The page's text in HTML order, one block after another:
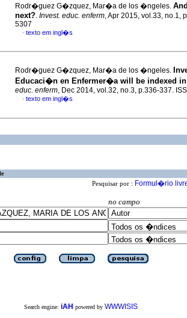
Rodr�guez G�zquez, Mar�a de los �ngeles.
next?. Invest. educ. enferm, Apr 2015, vol.33, no.1,
5307
· texto em ingl�s
Rodr�guez G�zquez, Mar�a de los �ngeles.
Educaci�n en Enfermer�a will be indexed in
educ. enferm, Dec 2014, vol.32, no.3, p.336-337.
· texto em ingl�s
Pesquisar por : Formul�rio
no campo
Search engine: iAH powered by WWWISIS